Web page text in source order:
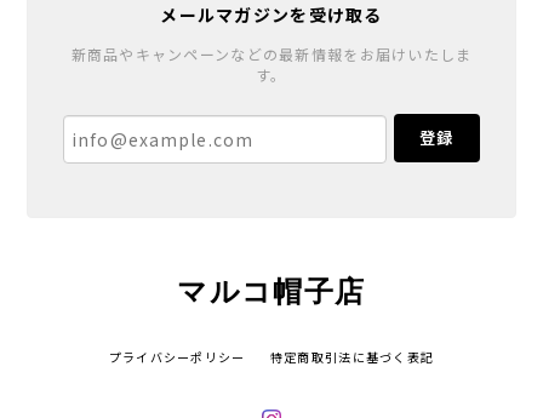
メールマガジンを受け取る
新商品やキャンペーンなどの最新情報をお届けいたしま
す。
登録
マルコ帽子店
プライバシーポリシー 特定商取引法に基づく表記